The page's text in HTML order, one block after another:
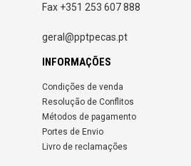
Fax +351 253 607 888
geral@pptpecas.pt
INFORMAÇÕES
Condições de venda
Resolução de Conflitos
Métodos de pagamento
Portes de Envio
Livro de reclamações